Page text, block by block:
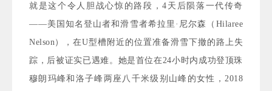
就是这个令人胆战心惊的路段，4天后陨落一代传奇
——美国知名登山者和滑雪者希拉里·尼尔森（Hilaree
Nelson），在U型槽附近的位置准备滑雪下撤的路上失
踪，后被证实已遇难。她是首位在24小时内成功登顶珠
穆朗玛峰和洛子峰两座八千米级别山峰的女性，2018